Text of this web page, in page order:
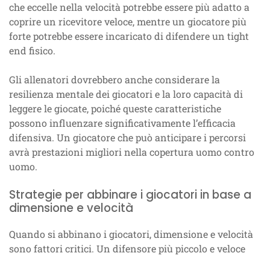
che eccelle nella velocità potrebbe essere più adatto a
coprire un ricevitore veloce, mentre un giocatore più
forte potrebbe essere incaricato di difendere un tight
end fisico.
Gli allenatori dovrebbero anche considerare la
resilienza mentale dei giocatori e la loro capacità di
leggere le giocate, poiché queste caratteristiche
possono influenzare significativamente l’efficacia
difensiva. Un giocatore che può anticipare i percorsi
avrà prestazioni migliori nella copertura uomo contro
uomo.
Strategie per abbinare i giocatori in base a
dimensione e velocità
Quando si abbinano i giocatori, dimensione e velocità
sono fattori critici. Un difensore più piccolo e veloce